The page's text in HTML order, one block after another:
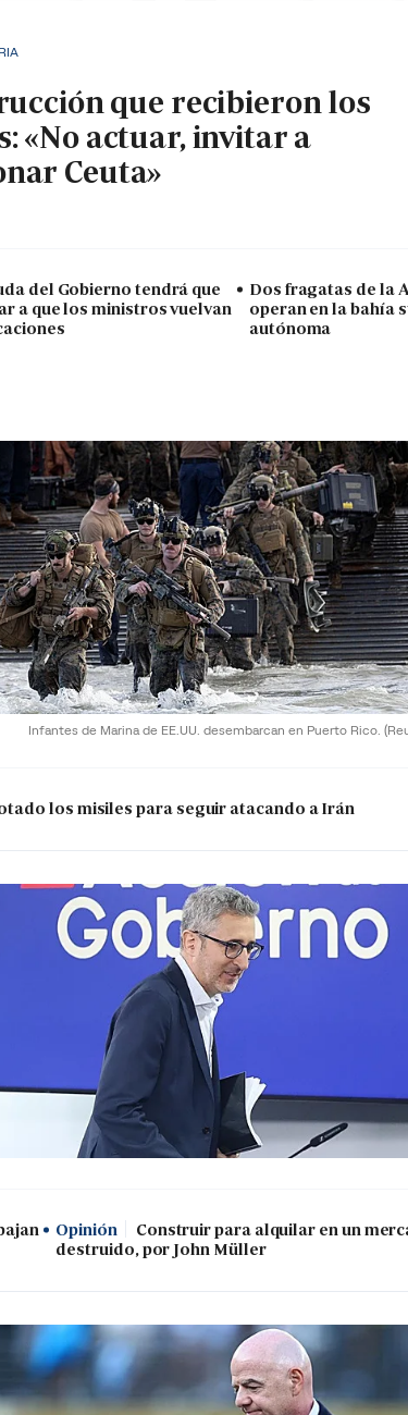
que recibieron los
«No actuar, invitar a
Ceuta»
del Gobierno tendrá que
a que los ministros vuelvan
Dos fragatas de la
operan en la bahía
autónoma
Infantes de Marina de EE.UU. desembarcan en Puerto Rico.
los misiles para seguir atacando a Irán
Opinión
Construir para alquilar en un
destruido, por John Müller